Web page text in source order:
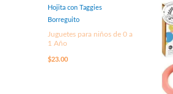
Hojita con Taggies
Borreguito
Juguetes para niños de 0 a
1 Año
$23.00